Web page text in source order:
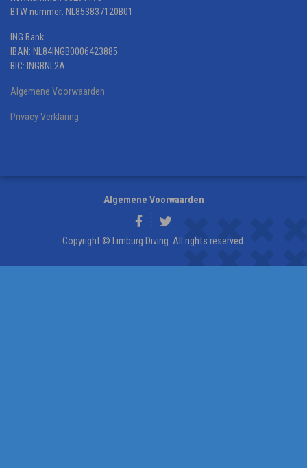
BTW nummer: NL853837120B01
ING Bank
IBAN: NL84INGB0006423885
BIC: INGBNL2A
Algemene Voorwaarden
Privacy Verklaring
Algemene Voorwaarden
Copyright © Limburg Diving. All rights reserved.